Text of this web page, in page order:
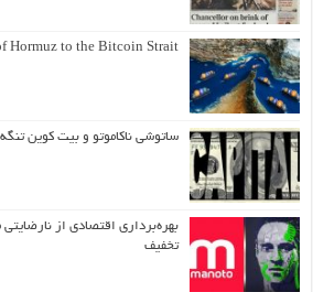
Hormuz to the Bitcoin Strait
ساتوشی ناکاموتو و بیت کوین
بهره‌برداری اقتصادی از
تخفیف